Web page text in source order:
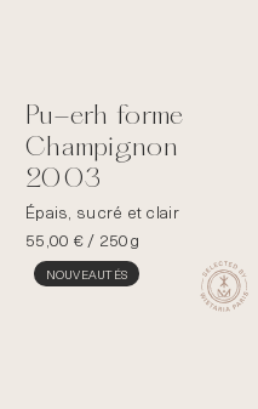
Pu-erh forme
Champignon
2003
Épais, sucré et clair
55,00 €/ 250g
NOUVEAUTÉS